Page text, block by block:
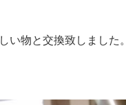
物と交換致しました。